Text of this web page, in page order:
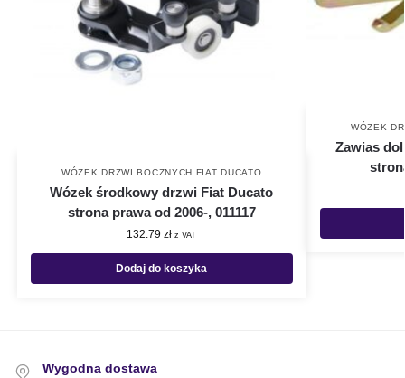
WÓZEK DRZWI BOCZNYCH FIAT DUCATO
Wózek środkowy drzwi Fiat Ducato
strona prawa od 2006-, 011117
132.79zł z VAT
Dodaj do koszyka
WÓZEK
Zawias
Wygodna dostawa